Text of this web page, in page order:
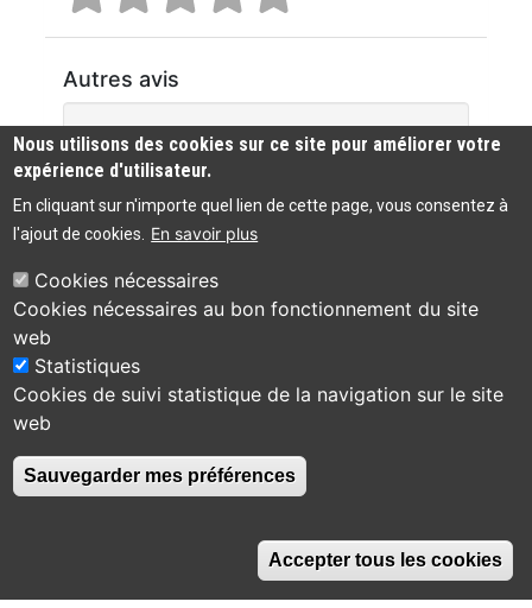
Autres avis
Aucun commentaire n'a été trouvé
Viviers
30 place de la
Roubine
conforme
to
to
to
to
Nous utilisons des cookies sur ce site pour améliorer votre
expérience d'utilisateur.
En cliquant sur n'importe quel lien de cette page, vous consentez à
l'ajout de cookies.
En savoir plus
Cookies nécessaires
Cookies nécessaires au bon fonctionnement du site
web
Statistiques
Cookies de suivi statistique de la navigation sur le site
web
Sauvegarder mes préférences
Accepter tous les cookies